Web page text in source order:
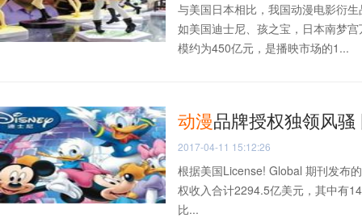
与美国日本相比，我国动漫电影衍
如美国迪士尼、孩之宝，日本南梦
模约为450亿元，是播映市场的1...
动漫品牌授权独领风骚
2017-04-11 15:12:26
根据美国License! Global 期刊发布
权收入合计2294.5亿美元，其中有
比...